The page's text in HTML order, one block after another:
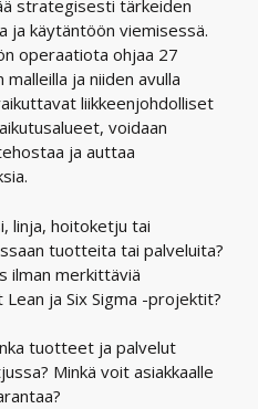
strategisesti tärkeiden
ja käytäntöön viemisessä.
operaatiota ohjaa 27
ja niiden avulla
liikkeenjohdolliset
voidaan
ja auttaa
linja, hoitoketju tai
tuotteita tai palveluita?
ilman merkittäviä
ja Six Sigma -projektit?
tuotteet ja palvelut
Minkä voit asiakkaalle